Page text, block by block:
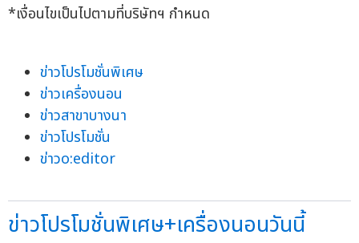
*เงื่อนไขเป็นไปตามที่บริษัทฯ กำหนด
ข่าวโปรโมชั่นพิเศษ
ข่าวเครื่องนอน
ข่าวสาขาบางนา
ข่าวโปรโมชั่น
ข่าวo:editor
ข่าวโปรโมชั่นพิเศษ+เครื่องนอนวันนี้